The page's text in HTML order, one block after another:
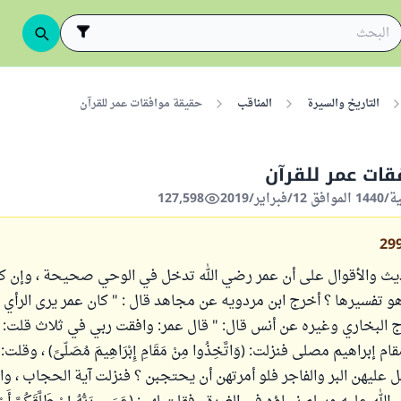
التاريخ والسيرة المناقب حقيقة موافقات عمر للقرآن
عمر للقرآن
127,598
والأقوال على أن عمر رضي الله تدخل في الوحي صحيحة ، وإن
تفسيرها ؟ أخرج ابن مردويه عن مجاهد قال : " كان عمر يرى الرأي
البخاري وغيره عن أنس قال: " قال عمر: وافقت ربي في ثلاث قلت:
إبراهيم مصلى فنزلت: (وَاتَّخِذُوا مِنْ مَقَامِ إِبْرَاهِيمَ مُصَلّىً) ، وقلت:
البر والفاجر فلو أمرتهن أن يحتجبن ؟ فنزلت آية الحجاب ،